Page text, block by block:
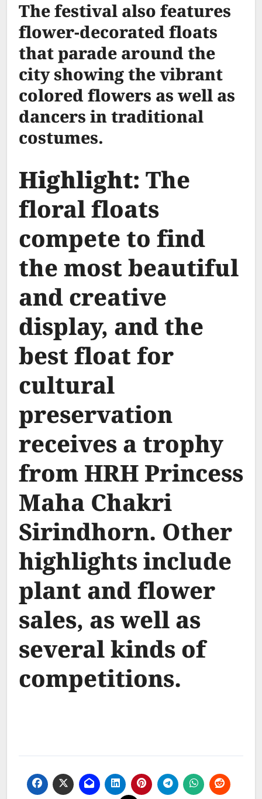
The festival also features
flower-decorated floats
that parade around the
city showing the vibrant
colored flowers as well as
dancers in traditional
costumes.
Highlight:The
floral floats
compete to find
the most beautiful
and creative
display, and the
best float for
cultural
preservation
receives a trophy
from HRH Princess
Maha Chakri
Sirindhorn. Other
highlights include
plant and flower
sales, as well as
several kinds of
competitions.